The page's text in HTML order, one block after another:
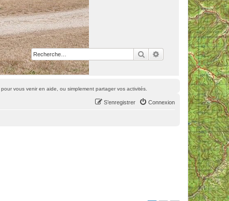
RechercherRecherche avancée
vous venir en aide, ou simplement partager vos activités.
Connexion
S’enregistrer